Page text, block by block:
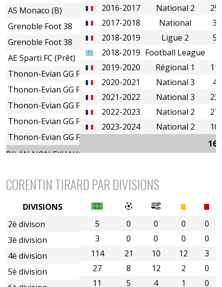
2016-2017
National 2
29
2017-2018
National
3
2018-2019
Ligue 2
5
2018-2019 Football League
2019-2020
Régional 1
11
2020-2021
National 3
4
2021-2022
National 3
23
2022-2023
National 2
27
2023-2024
National 2
10
160
AS Monaco (B)
Grenoble Foot 38
Grenoble Foot 38
AE Sparti FC (Prêt)
Thonon-Evian GG FC
Thonon-Evian GG FC
Thonon-Evian GG FC
Thonon-Evian GG FC
Thonon-Evian GG FC
BILAN NON EXHAUSTIF
CORENTIN TIRARD PAR DIVISIONS
5 0 0 0
0
3
0 0 0
0
114
21 10 12
3
27
8 12 2
0
11
5 4 1 0
DIVISIONS
2è divison
3è division
4è division
5è division